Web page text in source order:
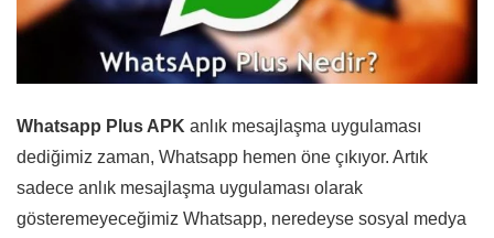
Whatsapp Plus APK anlık mesajlaşma uygulaması
dediğimiz zaman, Whatsapp hemen öne çıkıyor. Artık
sadece anlık mesajlaşma uygulaması olarak
gösteremeyeceğimiz Whatsapp, neredeyse sosyal medya